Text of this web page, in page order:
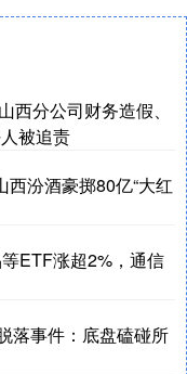
分公司财务造假、
被追责
汾酒豪掷80亿“大红
ETF涨超2%，通信
落事件：底盘磕碰所